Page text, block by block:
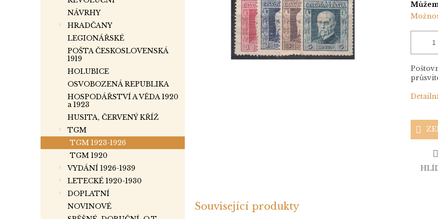
NÁVRHY
HRADČANY
LEGIONÁŘSKÉ
POŠTA ČESKOSLOVENSKÁ
1919
HOLUBICE
OSVOBOZENÁ REPUBLIKA
HOSPODÁŘSTVÍ A VĚDA 1920
a 1923
HUSITA, ČERVENÝ KŘÍŽ
TGM
TGM 1923-1926
TGM 1920
VYDÁNÍ 1926-1939
LETECKÉ 1920-1930
DOPLATNÍ
NOVINOVÉ
Související produkty